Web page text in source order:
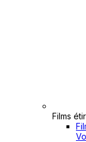
Films